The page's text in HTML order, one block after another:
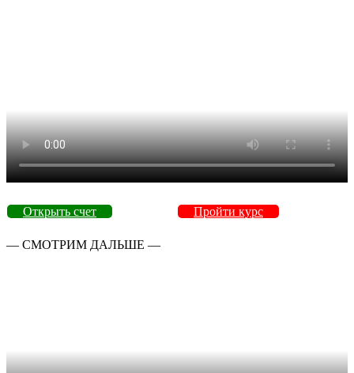
Открыть счет Пройти курс
— СМОТРИМ ДАЛЬШЕ —